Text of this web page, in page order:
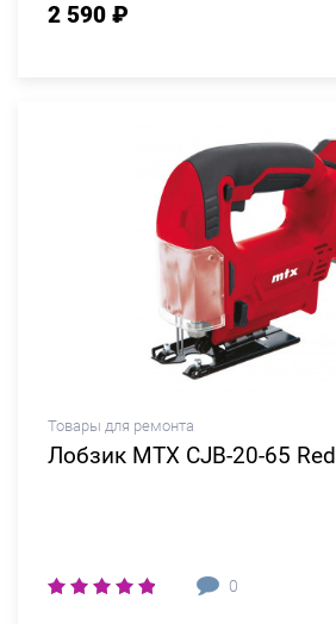
2 590 ₽
Товары для ремонта
Лобзик MTX CJB-20-65 Red
0